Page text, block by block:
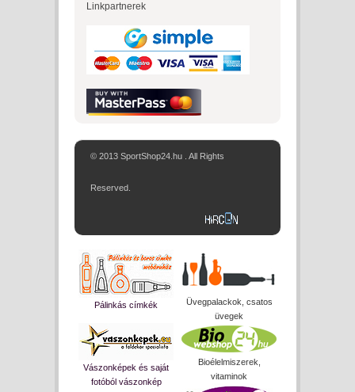
Linkpartnerek
© 2013 SportShop24.hu . All Rights
Reserved.
Pálinkás címkék
Üvegpalackok, csatos
üvegek
Vászonképek és saját
fotóból vászonkép
Bioélelmiszerek,
vitaminok